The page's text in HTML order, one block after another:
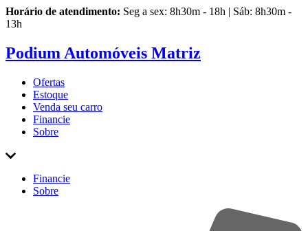
Horário de atendimento: Seg a sex: 8h30m - 18h | Sáb: 8h30m -
13h
Podium Automóveis Matriz
Ofertas
Estoque
Venda seu carro
Financie
Sobre
Financie
Sobre